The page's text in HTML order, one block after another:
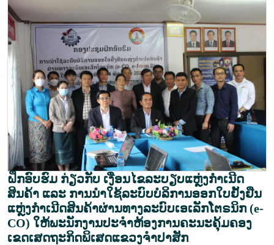
ຝຶກອົບຮົມ ກ່ຽວກັບ ເງື່ອນໄຂລະບຽບແຫຼ່ງກໍາເນີດ
ສິນຄ້າ ແລະ ການນຳໃຊ້ລະບົບບໍລິການອອກໃບຢັ້ງຢືນ
ແຫຼ່ງກໍາເນີດສິນຄ້າຜ່ານທາງລະບົບເອເລັກໂຕຣນິກ (e-
CO) ໃຫ້​​ພະນັກງານປະຈໍາຫ້ອງການຄະ​ນະຄຸ້ມຄອງ
ເຂດເສດຖະກິດພິເສດແຂວງຈໍາປາສັກ